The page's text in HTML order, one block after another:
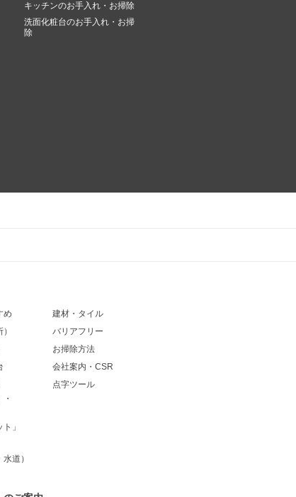
キッチンのお手入れ・お掃除
洗面化粧台のお手入れ・お掃
除
め
」
道）
建材・タイル
バリアフリー
お掃除方法
会社案内・CSR
点字ツール